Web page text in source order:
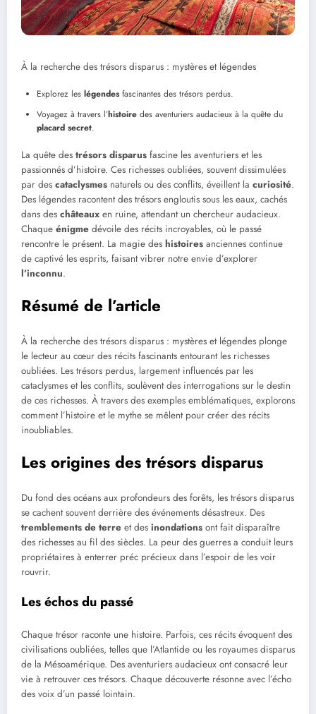
À la recherche des trésors disparus : mystères et légendes
Explorez les légendesfascinantes des trésors perdus.
Voyagez à travers l’histoire des aventuriers audacieux à la quête du
placard secret.
La quête des trésors disparus fascine les aventuriers et les
passionnés d’histoire. Ces richesses oubliées, souvent dissimulées
par des cataclysmes naturels ou des conflits, éveillent la curiosité.
Des légendes racontent des trésors engloutis sous les eaux, cachés
dans des châteaux en ruine, attendant un chercheur audacieux.
Chaque énigme dévoile des récits incroyables, où le passé
rencontre le présent. La magie des histoires anciennes continue
de captivé les esprits, faisant vibrer notre envie d’explorer
l’inconnu.
Résumé de l’article
À la recherche des trésors disparus : mystères et légendes plonge
le lecteur au cœur des récits fascinants entourant les richesses
oubliées. Les trésors perdus, largement influencés par les
cataclysmes et les conflits, soulèvent des interrogations sur le destin
de ces richesses. À travers des exemples emblématiques, explorons
comment l’histoire et le mythe se mêlent pour créer des récits
inoubliables.
Les origines des trésors disparus
Du fond des océans aux profondeurs des forêts, les trésors disparus
se cachent souvent derrière des événements désastreux. Des
tremblements de terre et des inondations ont fait disparaître
des richesses au fil des siècles. La peur des guerres a conduit leurs
propriétaires à enterrer préc précieux dans l’espoir de les voir
rouvrir.
Les échos du passé
Chaque trésor raconte une histoire. Parfois, ces récits évoquent des
civilisations oubliées, telles que l’Atlantide ou les royaumes disparus
de la Mésoamérique. Des aventuriers audacieux ont consacré leur
vie à retrouver ces trésors. Chaque découverte résonne avec l’écho
des voix d’un passé lointain.